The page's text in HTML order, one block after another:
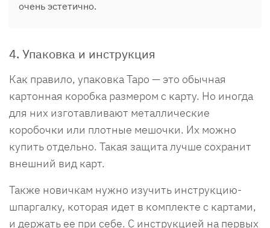
очень эстетично.
4. Упаковка и инструкция
Как правило, упаковка Таро — это обычная
картонная коробка размером с карту. Но иногда
для них изготавливают металлические
коробочки или плотные мешочки. Их можно
купить отдельно. Такая защита лучше сохранит
внешний вид карт.
Также новичкам нужно изучить инструкцию-
шпаргалку, которая идет в комплекте с картами,
и держать ее при себе. С инструкцией на первых